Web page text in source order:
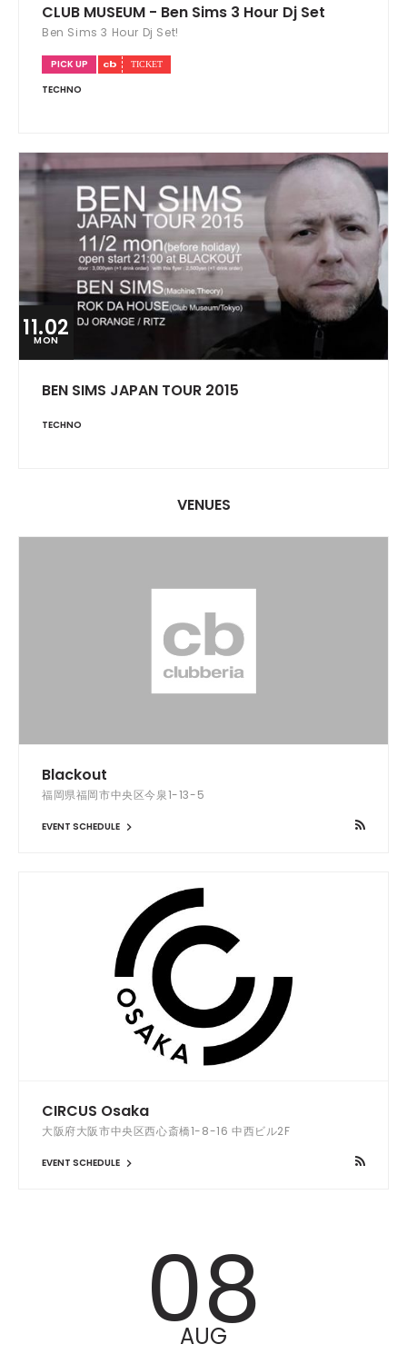
CLUB MUSEUM - Ben Sims 3 Hour Dj Set
Ben Sims 3 Hour Dj Set!
PICK UP
TECHNO
11.02
MON
BEN SIMS JAPAN TOUR 2015
TECHNO
VENUES
Blackout
福岡県福岡市中央区今泉1-13-5
EVENT SCHEDULE
CIRCUS Osaka
大阪府大阪市中央区西心斎橋1-8-16 中西ビル2F
EVENT SCHEDULE
08
AUG